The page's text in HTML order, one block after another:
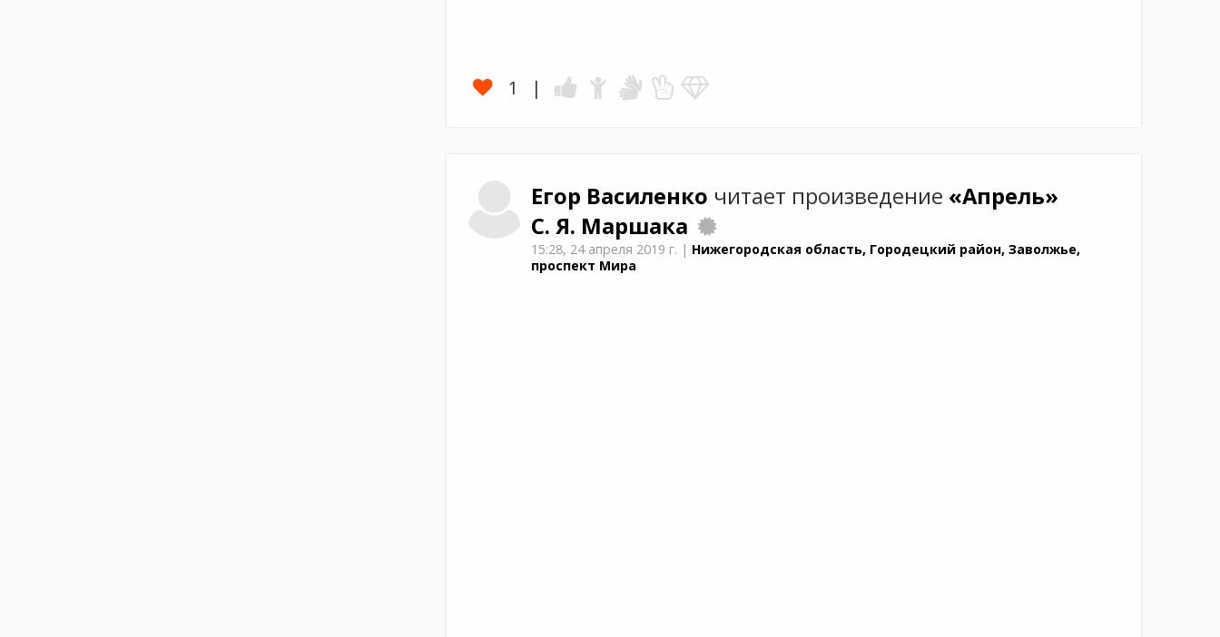
1
Егор Василенко читает произведение «Апрель»
С. Я. Маршака
15:28, 24 апреля 2019 г. | Нижегородская область, Городецкий район, Заволжье,
проспект Мира